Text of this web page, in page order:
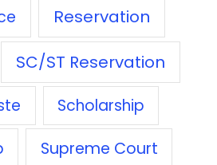
Reservation
SC/ST Reservation
Scholarship
Supreme Court